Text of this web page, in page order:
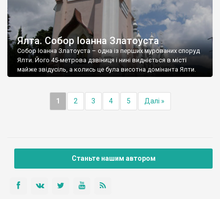
Ялта. Собор Іоанна Златоуста
Собор Іоанна Златоуста – одна із перших мурованих споруд
Ялти. Його 45-метрова дзвіниця і нині видніється в місті
майже звідусіль, а колись це була висотна домінанта Ялти.
1 2 3 4 5 Далі »
Станьте нашим автором